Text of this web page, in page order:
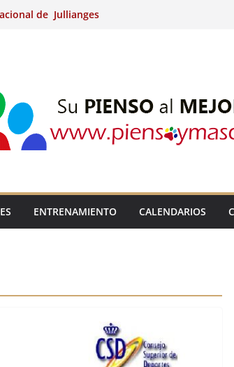
de Jullianges
de Jullianges
ENTRENAMIENTO CALENDARIOS